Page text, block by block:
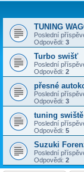
TUNING
Poslední
Odpovědi: 3
Turbo swišť
Poslední
Odpovědi: 2
přesné
Poslední
Odpovědi: 3
tuning swiště
Poslední
Odpovědi: 5
Suzuki
Poslední
Odpovědi: 2